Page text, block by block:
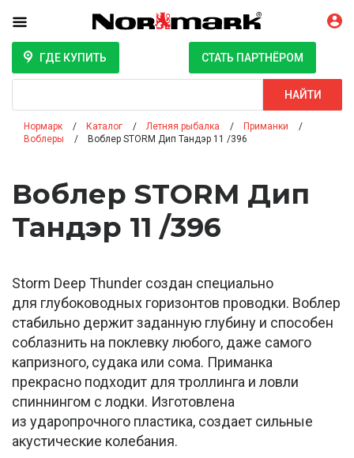
ГДЕ КУПИТЬ СТАТЬ ПАРТНЁРОМ
НАЙТИ
Нормарк Каталог Летняя рыбалка
Приманки
Воблеры
Воблер STORM Дип Тандэр 11 /396
Воблер STORM Дип
Тандэр 11 /396
Storm Deep Thunder создан специально
для глубоководных горизонтов проводки. Воблер
стабильно держит заданную глубину и способен
соблазнить на поклевку любого, даже самого
капризного, судака или сома. Приманка
прекрасно подходит для троллинга и ловли
спиннингом с лодки. Изготовлена
из ударопрочного пластика, создает сильные
акустические колебания.